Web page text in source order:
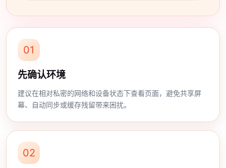
01
先确认环境
建议在相对私密的网络和设备状态下查看页面，避免共享屏
幕、自动同步或缓存残留带来困扰。
02